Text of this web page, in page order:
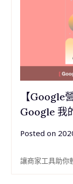
【Google
Google 我
Posted on
讓商家工具助你